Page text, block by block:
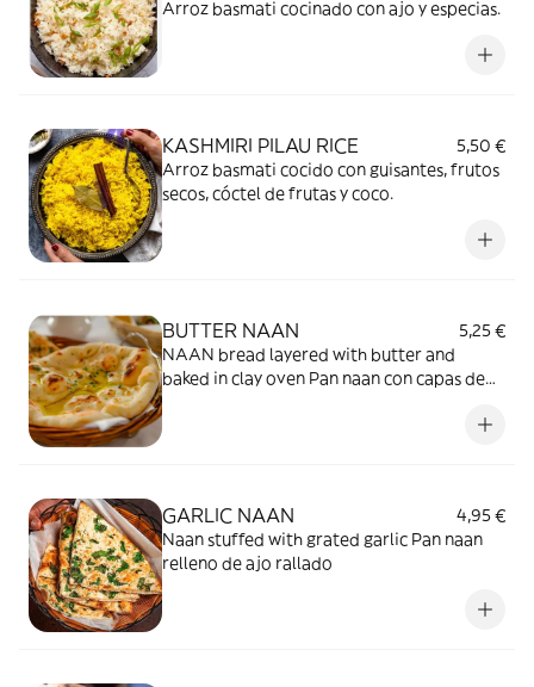
Arroz basmati cocinado con ajo y especias.
KASHMIRI PILAU RICE
5,50 €
Arroz basmati cocido con guisantes, frutos
secos, cóctel de frutas y coco.
BUTTER NAAN
5,25 €
NAAN bread layered with butter and
baked in clay oven Pan naan con capas de
GARLIC NAAN
4,95 €
Naan stuffed with grated garlic Pan naan
relleno de ajo rallado